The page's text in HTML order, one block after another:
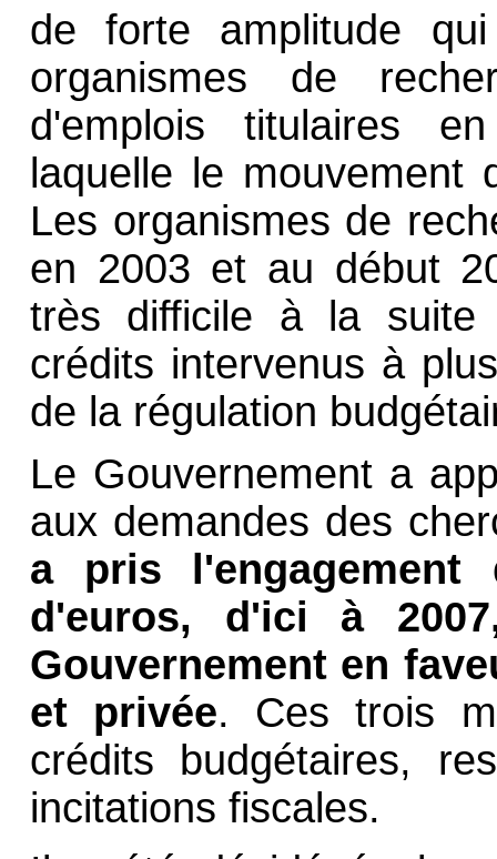
de forte amplitude
organismes de
d'emplois titulaires
laquelle le mouvement
Les organismes de
en 2003 et au début
très difficile à la suite
crédits intervenus à
de la régulation
Le Gouvernement a
aux demandes des
a pris
d'euros, d'ici à
Gouvernement en
et privée. Ces trois
crédits budgétaires,
incitations fiscales.